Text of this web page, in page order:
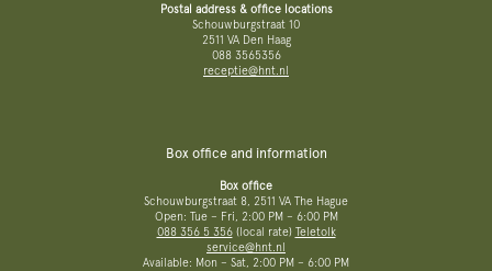
Postal address & office locations
Schouwburgstraat 10
2511 VA Den Haag
088 3565356
receptie@hnt.nl
Box office and information
Box office
Schouwburgstraat 8, 2511 VA The Hague
Open: Tue – Fri, 2:00 PM – 6:00 PM
088 356 5 356(local rate) Teletolk
service@hnt.nl
Available: Mon – Sat, 2:00 PM – 6:00 PM